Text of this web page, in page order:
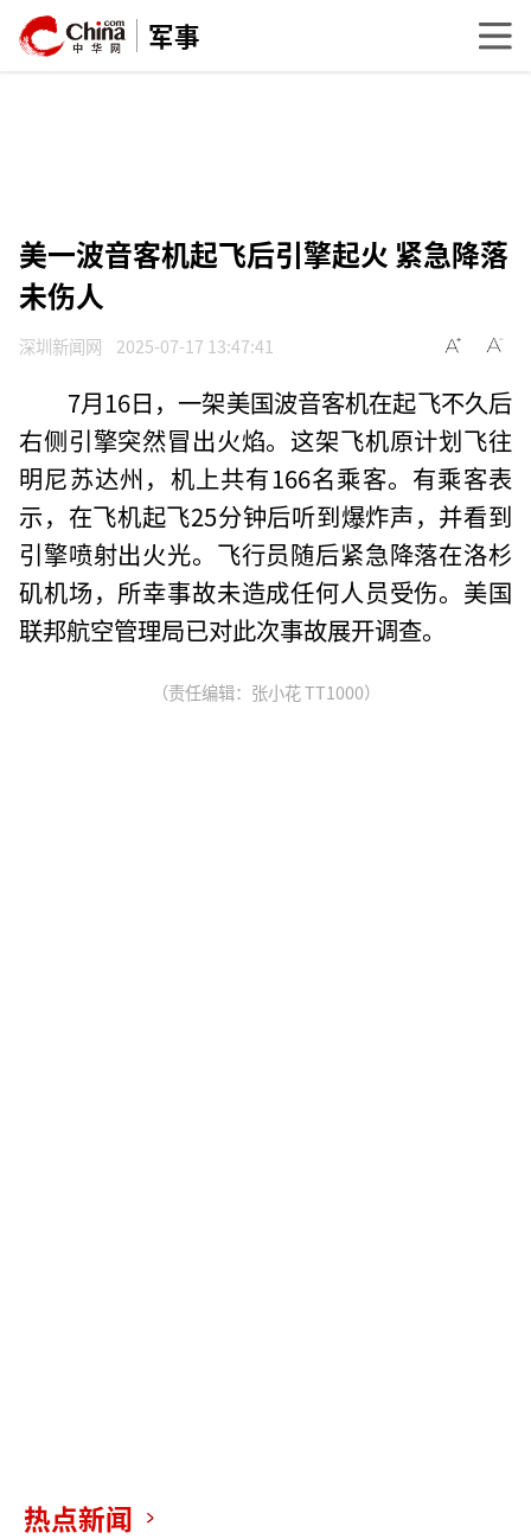
军事
美一波音客机起飞后引擎起火 紧急降落
未伤人
深圳新闻网 2025-07-17 13:47:41
7月16日，一架美国波音客机在起飞不久后
右侧引擎突然冒出火焰。这架飞机原计划飞往
明尼苏达州，机上共有166名乘客。有乘客表
示，在飞机起飞25分钟后听到爆炸声，并看到
引擎喷射出火光。飞行员随后紧急降落在洛杉
矶机场，所幸事故未造成任何人员受伤。美国
联邦航空管理局已对此次事故展开调查。
（责任编辑：张小花 TT1000）
热点新闻